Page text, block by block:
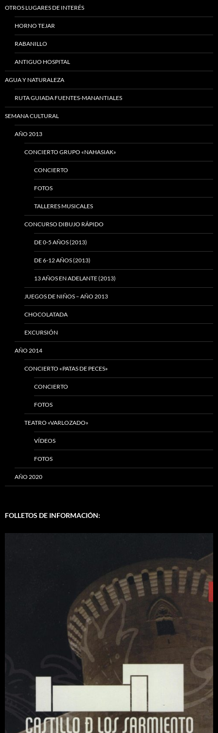
OTROS LUGARES DE INTERÉS
HORNO TEJAR
RABANILLO
ANTIGUO HOSPITAL
AGUA Y NATURALEZA
RUTA GUIADA FUENTES-MANANTIALES
SEMANA CULTURAL
AÑO 2013
CONCIERTO GRUPO «NAHASIAK»
CONCIERTO
FOTOS
TALLERES MUSICALES
CONCURSO DIBUJO RÁPIDO
DE 0-5 AÑOS (2013)
DE 6-12 AÑOS (2013)
13 AÑOS EN ADELANTE (2013)
JUEGOS DE NIÑOS – AÑO 2013
CHOCOLATADA
EXCURSIÓN
AÑO 2014
CONCIERTO «PATAS DE PECES»
CONCIERTO
FOTOS
TEATRO «VARLOZADO»
VÍDEOS
FOTOS
AÑO 2020
FOLLETOS DE INFORMACIÓN: